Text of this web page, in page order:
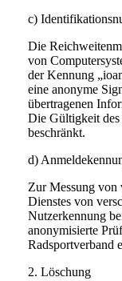
c)
Die
von
der Kennung
eine anonyme
übertragenen
Die Gültigkeit
beschränkt.
d)
Zur Messung von
Dienstes von
Nutzerkennung
anonymisierte
Radsportverband
2. Löschung